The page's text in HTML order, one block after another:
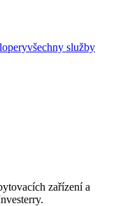
všechny služby
zařízení a